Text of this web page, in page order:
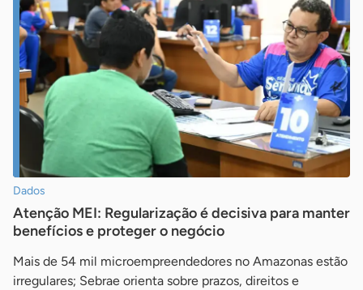
Dados
Atenção MEI: Regularização é decisiva para manter
benefícios e proteger o negócio
Mais de 54 mil microempreendedores no Amazonas estão
irregulares; Sebrae orienta sobre prazos, direitos e